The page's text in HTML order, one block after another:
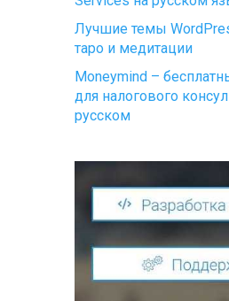
Лучшие темы
таро и медитации
Moneymind –
для налогового
русском